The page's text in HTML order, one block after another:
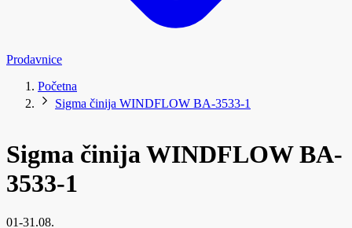
Prodavnice
Početna
Sigma činija WINDFLOW BA-3533-1
Sigma činija WINDFLOW BA-
3533-1
01-31.08.